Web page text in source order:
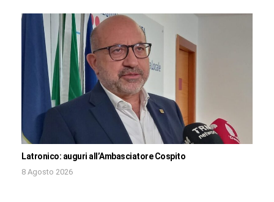
Latronico: auguri all’Ambasciatore Cospito
8 Agosto 2026